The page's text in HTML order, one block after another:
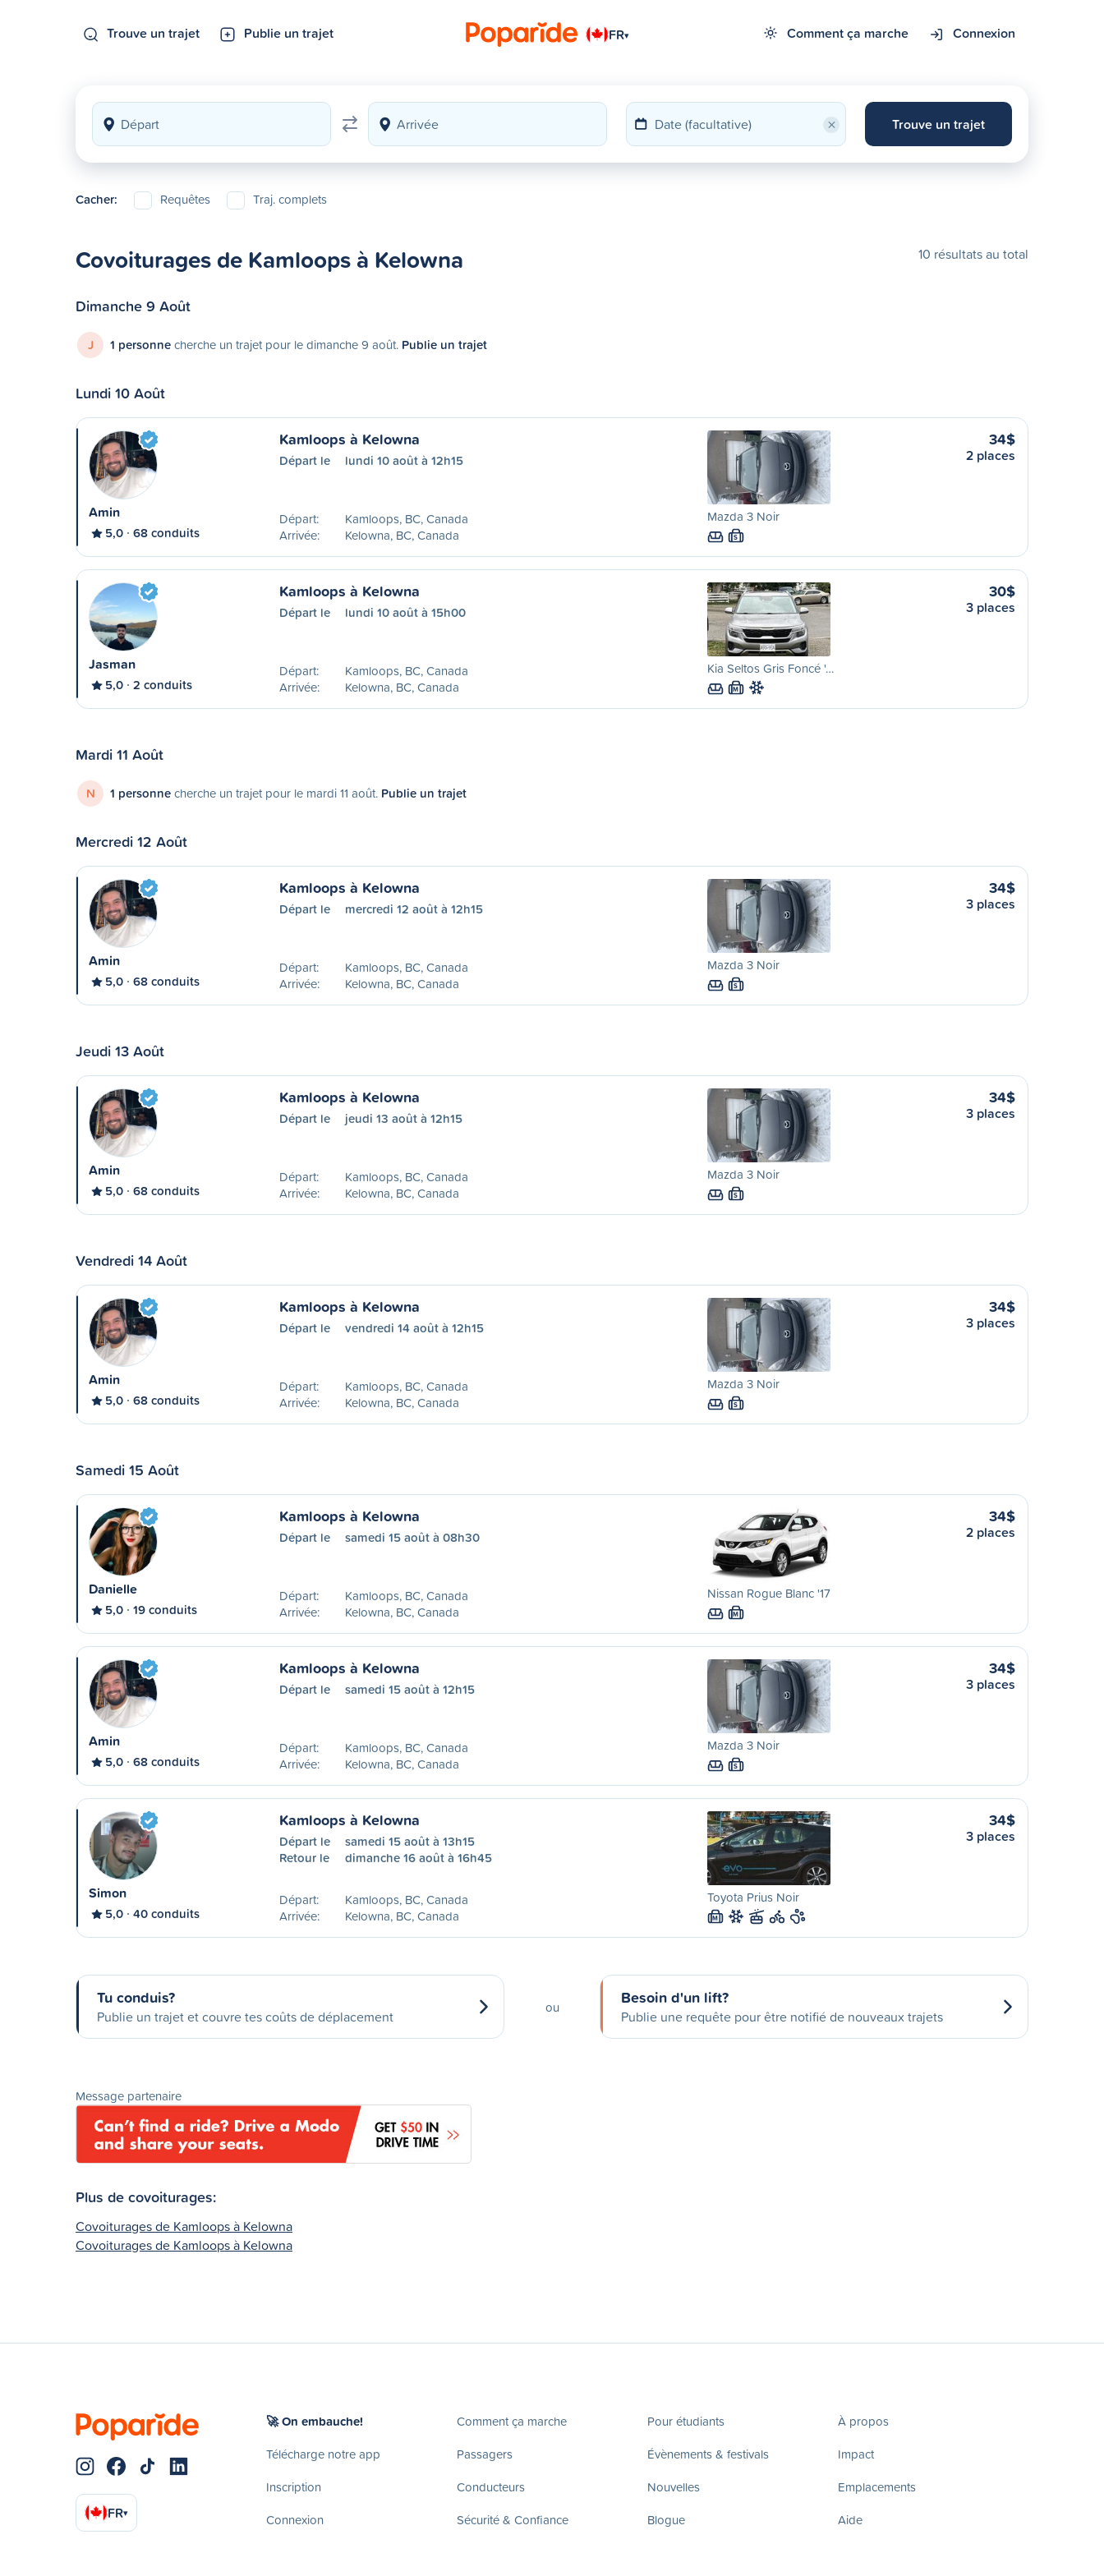
Trouve un trajet Publie un trajet FR▾ Comment ça marche Connexion
× Trouve un trajet
Cacher: Requêtes Traj. complets
Covoiturages de Kamloops à Kelowna 10 résultats au total
Dimanche 9 Août
J 1 personnecherche un trajet pour le dimanche 9 août. Publie un trajet
Lundi 10 Août
Amin
5,0 68 conduits
Kamloops à Kelowna
Départ le lundi 10 août à 12h15
Départ:
Kamloops, BC, Canada
Arrivée:
Kelowna, BC, Canada
Mazda 3 Noir
S
34$
2 places
Jasman
5,0 2 conduits
Kamloops à Kelowna
Départ le lundi 10 août à 15h00
Départ:
Kamloops, BC, Canada
Arrivée:
Kelowna, BC, Canada
Kia Seltos Gris Foncé '…
M
30$
3 places
Mardi 11 Août
N 1 personnecherche un trajet pour le mardi 11 août. Publie un trajet
Mercredi 12 Août
Amin
5,0 68 conduits
Kamloops à Kelowna
Départ le mercredi 12 août à 12h15
Départ:
Kamloops, BC, Canada
Arrivée:
Kelowna, BC, Canada
Mazda 3 Noir
S
34$
3 places
Jeudi 13 Août
Amin
5,0 68 conduits
Kamloops à Kelowna
Départ le jeudi 13 août à 12h15
Départ:
Kamloops, BC, Canada
Arrivée:
Kelowna, BC, Canada
Mazda 3 Noir
S
34$
3 places
Vendredi 14 Août
Amin
5,0 68 conduits
Kamloops à Kelowna
Départ le vendredi 14 août à 12h15
Départ:
Kamloops, BC, Canada
Arrivée:
Kelowna, BC, Canada
Mazda 3 Noir
S
34$
3 places
Samedi 15 Août
Danielle
5,0 19 conduits
Kamloops à Kelowna
Départ le samedi 15 août à 08h30
Départ:
Kamloops, BC, Canada
Arrivée:
Kelowna, BC, Canada
Nissan Rogue Blanc '17
M
34$
2 places
Amin
5,0 68 conduits
Kamloops à Kelowna
Départ le samedi 15 août à 12h15
Départ:
Kamloops, BC, Canada
Arrivée:
Kelowna, BC, Canada
Mazda 3 Noir
S
34$
3 places
Simon
5,0 40 conduits
Kamloops à Kelowna
Départ le
samedi 15 août à 13h15
Retour le
dimanche 16 août à 16h45
Départ:
Kamloops, BC, Canada
Arrivée:
Kelowna, BC, Canada
Toyota Prius Noir
M
34$
3 places
Tu conduis?
Publie un trajet et couvre tes coûts de déplacement
ou Besoin d'un lift?
Publie une requête pour être notifié de nouveaux trajets
Message partenaire
Plus de covoiturages:
Covoiturages de Kamloops à Kelowna
Covoiturages de Kamloops à Kelowna
FR▾
🚀 On embauche!
Télécharge notre app
Inscription
Connexion
Comment ça marche
Passagers
Conducteurs
Sécurité & Confiance
Pour étudiants
Évènements & festivals
Nouvelles
Blogue
À propos
Impact
Emplacements
Aide